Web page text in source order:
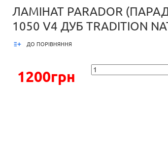
ЛАМІНАТ PARADOR
1050 V4 ДУБ TRADITION
ДО ПОРІВНЯННЯ
1200грн